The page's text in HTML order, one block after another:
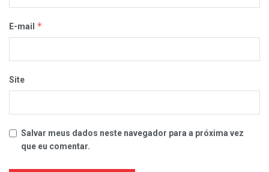
E-mail *
Site
Salvar meus dados neste navegador para a próxima vez
que eu comentar.